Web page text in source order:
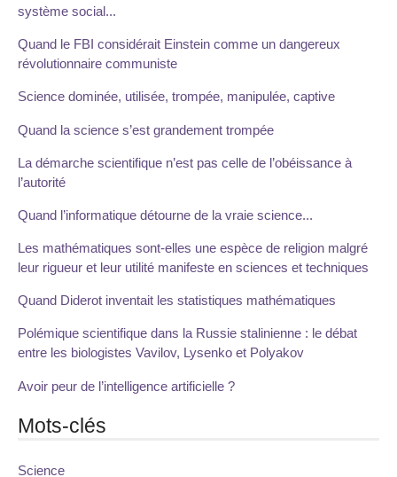
système social...
Quand le FBI considérait Einstein comme un dangereux
révolutionnaire communiste
Science dominée, utilisée, trompée, manipulée, captive
Quand la science s’est grandement trompée
La démarche scientifique n’est pas celle de l’obéissance à
l’autorité
Quand l’informatique détourne de la vraie science...
Les mathématiques sont-elles une espèce de religion malgré
leur rigueur et leur utilité manifeste en sciences et techniques
Quand Diderot inventait les statistiques mathématiques
Polémique scientifique dans la Russie stalinienne : le débat
entre les biologistes Vavilov, Lysenko et Polyakov
Avoir peur de l’intelligence artificielle ?
Mots-clés
Science